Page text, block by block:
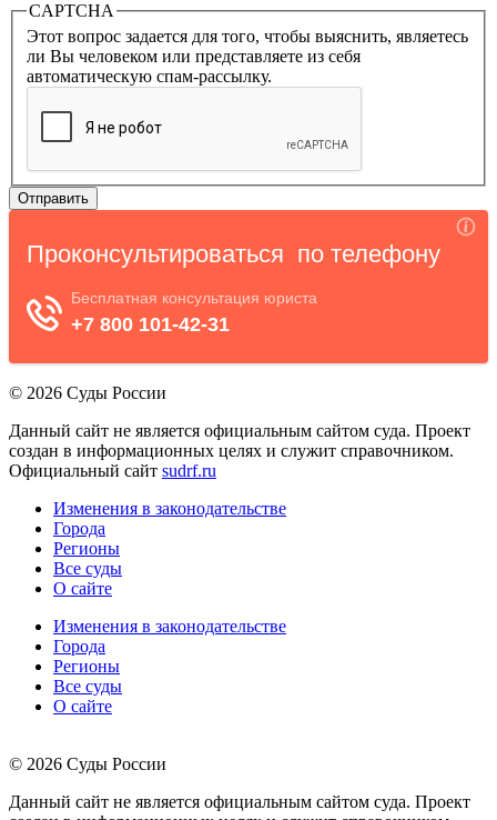
CAPTCHA
Этот вопрос задается для того, чтобы выяснить, являетесь
ли Вы человеком или представляете из себя
автоматическую спам-рассылку.
© 2026 Суды России
Данный сайт не является официальным сайтом суда. Проект
создан в информационных целях и служит справочником.
Официальный сайт sudrf.ru
Изменения в законодательстве
Города
Регионы
Все суды
О сайте
Изменения в законодательстве
Города
Регионы
Все суды
О сайте
© 2026 Суды России
Данный сайт не является официальным сайтом суда. Проект